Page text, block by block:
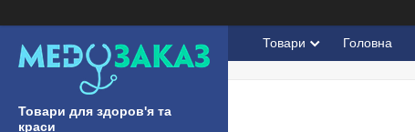
Товари для здоров'я та
краси
Товари Головна